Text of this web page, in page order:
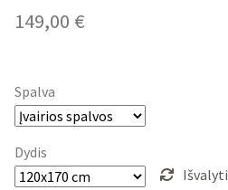
149,00 €
Spalva
Dydis
Išvalyti